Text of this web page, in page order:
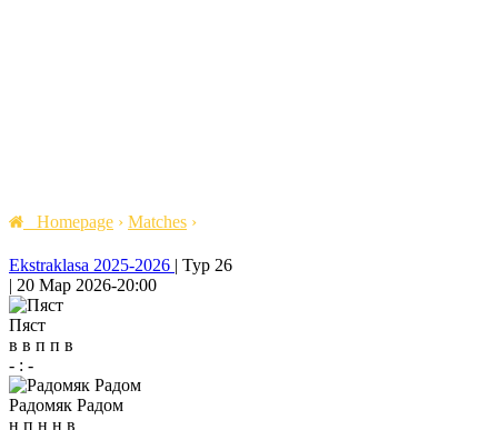
Homepage › Matches ›
Ekstraklasa 2025-2026 | Тур 26
| 20 Мар 2026-20:00
Пяст
в в п п в
- : -
Радомяк Радом
н п н н в